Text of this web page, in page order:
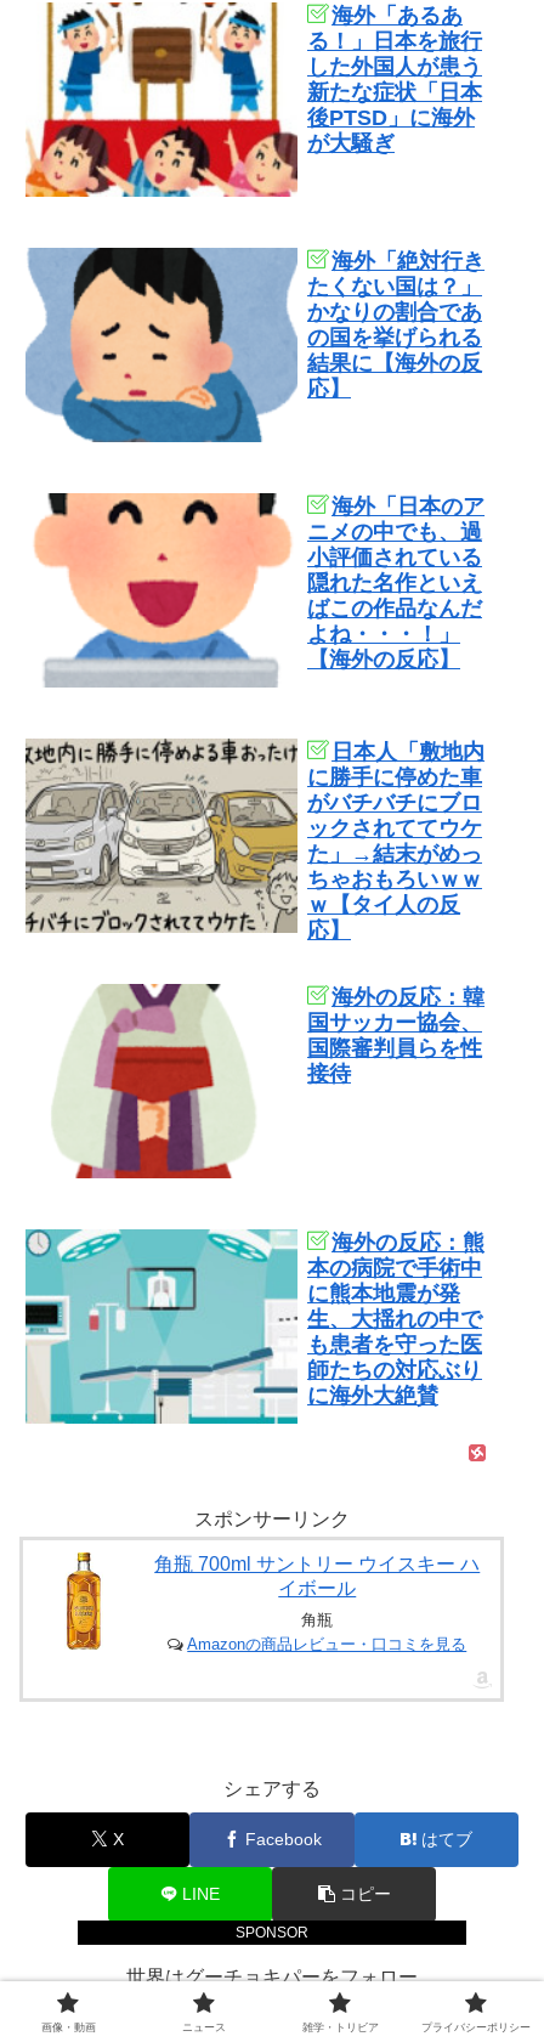
SPONSOR
海外「あるあ
る！」日本を旅行
した外国人が患う
新たな症状「日本
後PTSD」に海外
が大騒ぎ
海外「絶対行き
たくない国は？」
かなりの割合であ
の国を挙げられる
結果に【海外の反
応】
海外「日本のア
ニメの中でも、過
小評価されている
隠れた名作といえ
ばこの作品なんだ
よね・・・！」
【海外の反応】
日本人「敷地内
に勝手に停めた車
がバチバチにブロ
ックされててウケ
た」→結末がめっ
ちゃおもろいｗｗ
ｗ【タイ人の反
応】
海外の反応：韓
国サッカー協会、
国際審判員らを性
接待
海外の反応：熊
本の病院で手術中
に熊本地震が発
生、大揺れの中で
も患者を守った医
師たちの対応ぶり
に海外大絶賛
スポンサーリンク
角瓶 700ml サントリー ウイスキー ハ
イボール
角瓶
Amazonの商品レビュー・口コミを見る
シェアする
X Facebook はてブ
LINE コピー
世界はグーチョキパーをフォロー
画像・動画 ニュース 雑学・トリビア プライバシーポリシー